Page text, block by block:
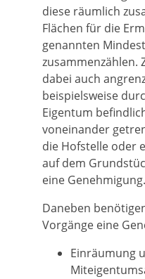
diese räumlich
Flächen für die
genannten
zusammenzählen.
dabei auch
beispielsweise
Eigentum
voneinander
die Hofstelle oder
auf dem
eine Genehmigung.
Daneben
Vorgänge eine
Einräumung